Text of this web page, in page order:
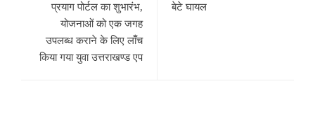
प्रयाग पोर्टल का शुभारंभ,
योजनाओं को एक जगह
उपलब्ध कराने के लिए लॉँच
किया गया युवा उत्तराखण्ड एप
बेटे घायल